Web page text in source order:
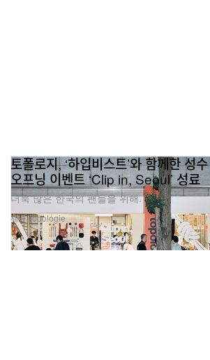
토폴로지, ‘하입비스트’와 함께한 성
오프닝 이벤트 ‘Clip in, Seoul’ 성료
더욱 많은 한국의 팬들을 위해.
제공 Topologie